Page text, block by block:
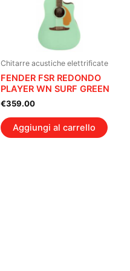
Chitarre acustiche elettrificate
FENDER FSR REDONDO
PLAYER WN SURF GREEN
€359.00
Aggiungi al carrello